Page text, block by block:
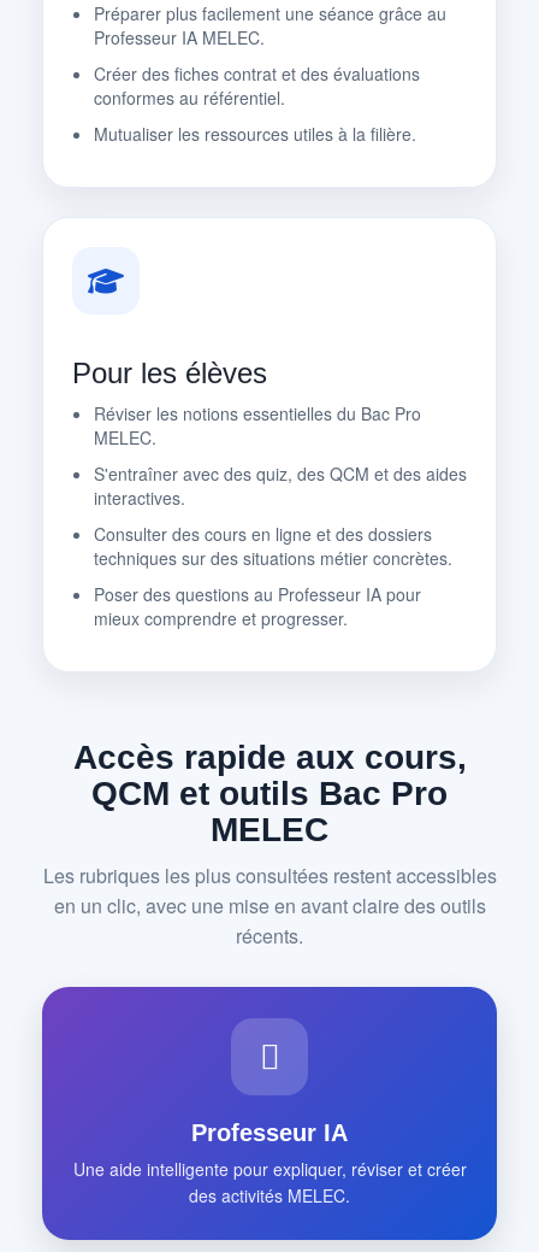
Préparer plus facilement une séance grâce au
Professeur IA MELEC.
Créer des fiches contrat et des évaluations
conformes au référentiel.
Mutualiser les ressources utiles à la filière.
Pour les élèves
Réviser les notions essentielles du Bac Pro
MELEC.
S'entraîner avec des quiz, des QCM et des aides
interactives.
Consulter des cours en ligne et des dossiers
techniques sur des situations métier concrètes.
Poser des questions au Professeur IA pour
mieux comprendre et progresser.
Accès rapide aux cours,
QCM et outils Bac Pro
MELEC
Les rubriques les plus consultées restent accessibles
en un clic, avec une mise en avant claire des outils
récents.
Professeur IA
Une aide intelligente pour expliquer, réviser et créer
des activités MELEC.